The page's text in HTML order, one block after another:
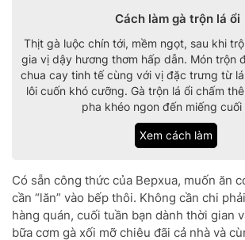
Cách làm gà trộn lá ổi
Thịt gà luộc chín tới, mềm ngọt, sau khi
gia vị dậy hương thơm hấp dẫn. Món trộn
chua cay tinh tế cùng với vị đặc trưng từ
lôi cuốn khó cưỡng. Gà trộn lá ổi chấm
pha khéo ngon đến miếng cuối
Xem cách làm
Có sẵn công thức của Bepxua, muốn ăn
cần “lăn” vào bếp thôi. Không cần chi
hàng quán, cuối tuần bạn dành thời gian
bữa cơm gà xối mỡ chiêu đãi cả nhà và